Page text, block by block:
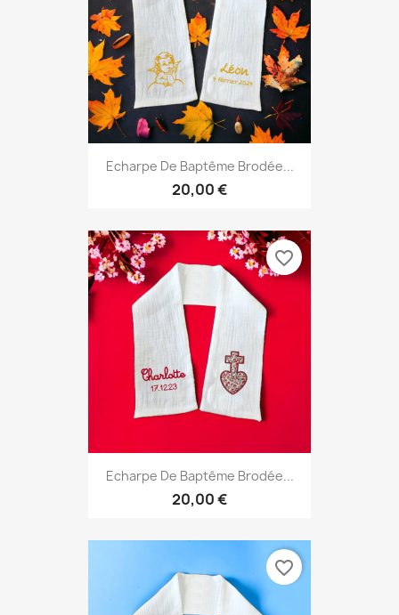
Echarpe De Baptême Brodée...
20,00 €
Echarpe De Baptême Brodée...
20,00 €
favorite_border
favorite_border